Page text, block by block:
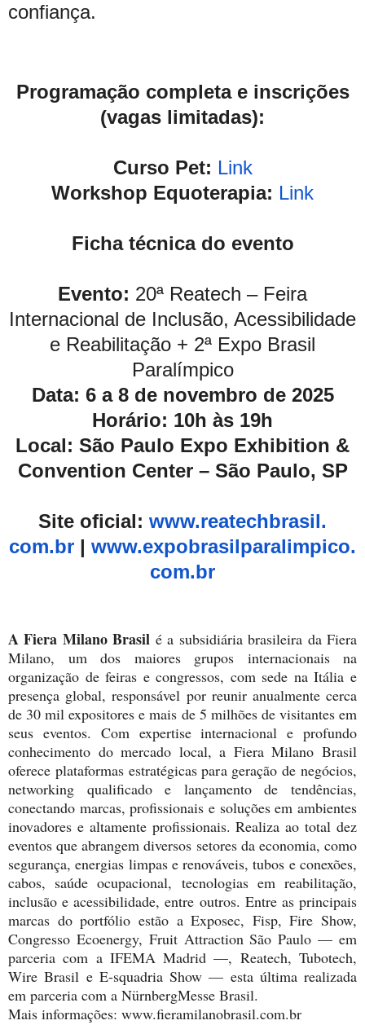
confiança.
Programação completa e inscrições
(vagas limitadas):
Curso Pet: Link
Workshop Equoterapia: Link
Ficha técnica do evento
Evento: 20ª Reatech – Feira
Internacional de Inclusão, Acessibilidade
e Reabilitação + 2ª Expo Brasil
Paralímpico
Data: 6 a 8 de novembro de 2025
Horário: 10h às 19h
Local: São Paulo Expo Exhibition &
Convention Center – São Paulo, SP
Site oficial: www.reatechbrasil.
com.br | www.expobrasilparalimpico.
com.br
A Fiera Milano Brasil é a subsidiária brasileira da Fiera
Milano, um dos maiores grupos internacionais na
organização de feiras e congressos, com sede na Itália e
presença global, responsável por reunir anualmente cerca
de 30 mil expositores e mais de 5 milhões de visitantes em
seus eventos. Com expertise internacional e profundo
conhecimento do mercado local, a Fiera Milano Brasil
oferece plataformas estratégicas para geração de negócios,
networking qualificado e lançamento de tendências,
conectando marcas, profissionais e soluções em ambientes
inovadores e altamente profissionais. Realiza ao total dez
eventos que abrangem diversos setores da economia, como
segurança, energias limpas e renováveis, tubos e conexões,
cabos, saúde ocupacional, tecnologias em reabilitação,
inclusão e acessibilidade, entre outros. Entre as principais
marcas do portfólio estão a Exposec, Fisp, Fire Show,
Congresso Ecoenergy, Fruit Attraction São Paulo — em
parceria com a IFEMA Madrid —, Reatech, Tubotech,
Wire Brasil e E-squadria Show — esta última realizada
em parceria com a NürnbergMesse Brasil.
Mais informações: www.fieramilanobrasil.com.br